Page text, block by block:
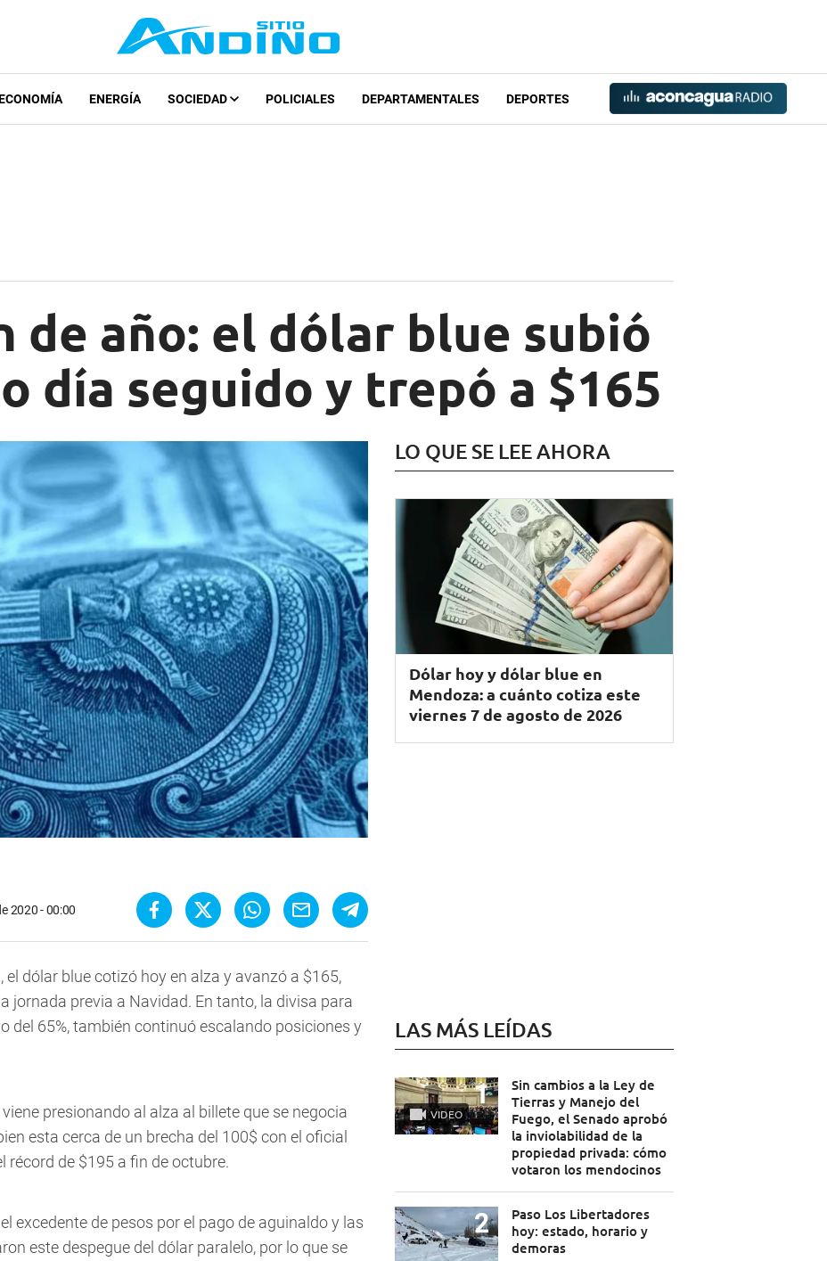
ENERGÍA SOCIEDAD POLICIALES DEPARTAMENTALES DEPORTES
de año: el dólar blue subió
día seguido y trepó a $165
2020 - 00:00
dólar blue cotizó hoy en alza y avanzó a $165,
jornada previa a Navidad. En tanto, la divisa para
del 65%, también continuó escalando posiciones y
presionando al alza al billete que se negocia
esta cerca de un brecha del 100$ con el oficial
récord de $195 a fin de octubre.
excedente de pesos por el pago de aguinaldo y las
este despegue del dólar paralelo, por lo que se
LO QUE SE LEE AHORA
Dólar hoy y dólar blue en
Mendoza: a cuánto cotiza este
viernes 7 de agosto de 2026
LAS MÁS LEÍDAS
VIDEO
Sin cambios a la Ley de
Tierras y Manejo del
Fuego, el Senado aprobó
la inviolabilidad de la
propiedad privada: cómo
votaron los mendocinos
Paso Los Libertadores
hoy: estado, horario y
demoras